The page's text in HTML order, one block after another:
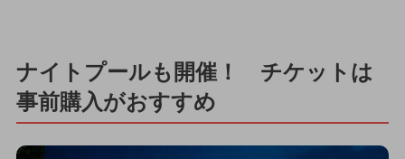
ナイトプールも開催！ チケットは
事前購入がおすすめ